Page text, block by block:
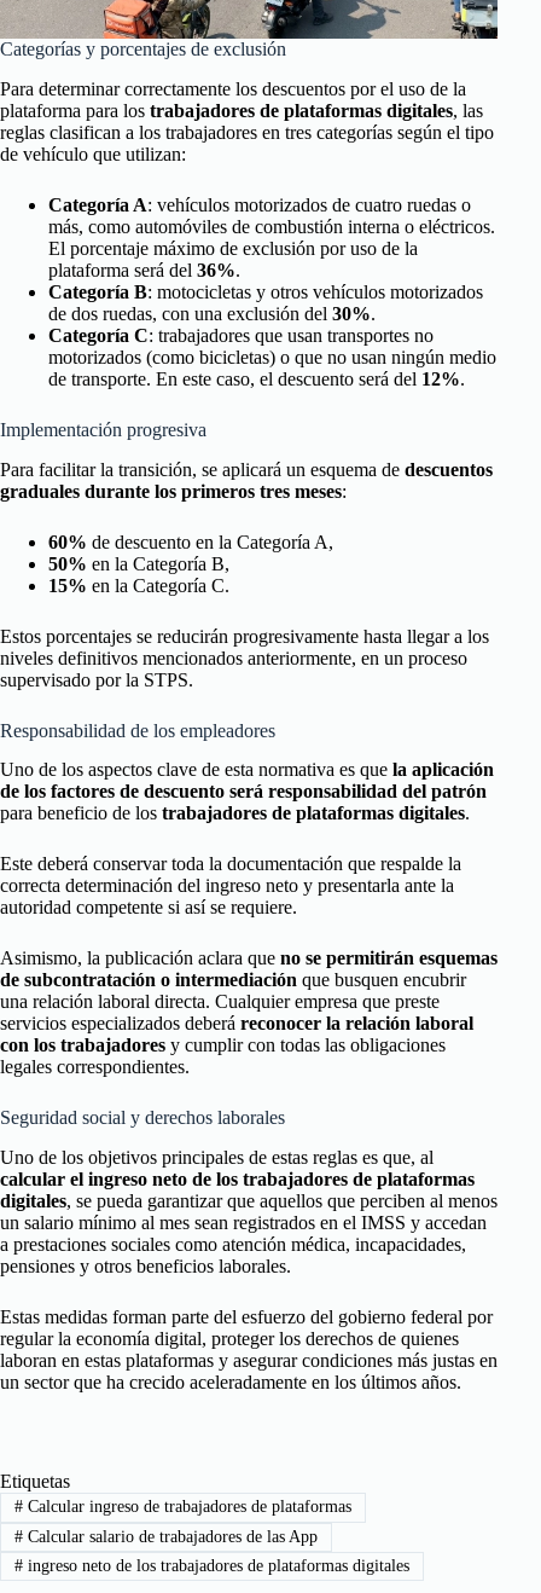
Categorías y porcentajes de exclusión
Para determinar correctamente los descuentos por el uso de la
plataforma para los trabajadores de plataformas digitales, las
reglas clasifican a los trabajadores en tres categorías según el tipo
de vehículo que utilizan:
Categoría A: vehículos motorizados de cuatro ruedas o
más, como automóviles de combustión interna o eléctricos.
El porcentaje máximo de exclusión por uso de la
plataforma será del 36%.
Categoría B: motocicletas y otros vehículos motorizados
de dos ruedas, con una exclusión del 30%.
Categoría C: trabajadores que usan transportes no
motorizados (como bicicletas) o que no usan ningún medio
de transporte. En este caso, el descuento será del 12%.
Implementación progresiva
Para facilitar la transición, se aplicará un esquema de descuentos
graduales durante los primeros tres meses:
60% de descuento en la Categoría A,
50% en la Categoría B,
15% en la Categoría C.
Estos porcentajes se reducirán progresivamente hasta llegar a los
niveles definitivos mencionados anteriormente, en un proceso
supervisado por la STPS.
Responsabilidad de los empleadores
Uno de los aspectos clave de esta normativa es que la aplicación
de los factores de descuento será responsabilidad del patrón
para beneficio de los trabajadores de plataformas digitales.
Este deberá conservar toda la documentación que respalde la
correcta determinación del ingreso neto y presentarla ante la
autoridad competente si así se requiere.
Asimismo, la publicación aclara que no se permitirán esquemas
de subcontratación o intermediación que busquen encubrir
una relación laboral directa. Cualquier empresa que preste
servicios especializados deberá reconocer la relación laboral
con los trabajadores y cumplir con todas las obligaciones
legales correspondientes.
Seguridad social y derechos laborales
Uno de los objetivos principales de estas reglas es que, al
calcular el ingreso neto de los trabajadores de plataformas
digitales, se pueda garantizar que aquellos que perciben al menos
un salario mínimo al mes sean registrados en el IMSS y accedan
a prestaciones sociales como atención médica, incapacidades,
pensiones y otros beneficios laborales.
Estas medidas forman parte del esfuerzo del gobierno federal por
regular la economía digital, proteger los derechos de quienes
laboran en estas plataformas y asegurar condiciones más justas en
un sector que ha crecido aceleradamente en los últimos años.
Etiquetas
#Calcular ingreso de trabajadores de plataformas
#Calcular salario de trabajadores de las App
#ingreso neto de los trabajadores de plataformas digitales